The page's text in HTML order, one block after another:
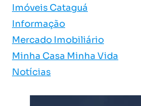
Imóveis Cataguá
Informação
Mercado Imobiliário
Minha Casa Minha Vida
Notícias